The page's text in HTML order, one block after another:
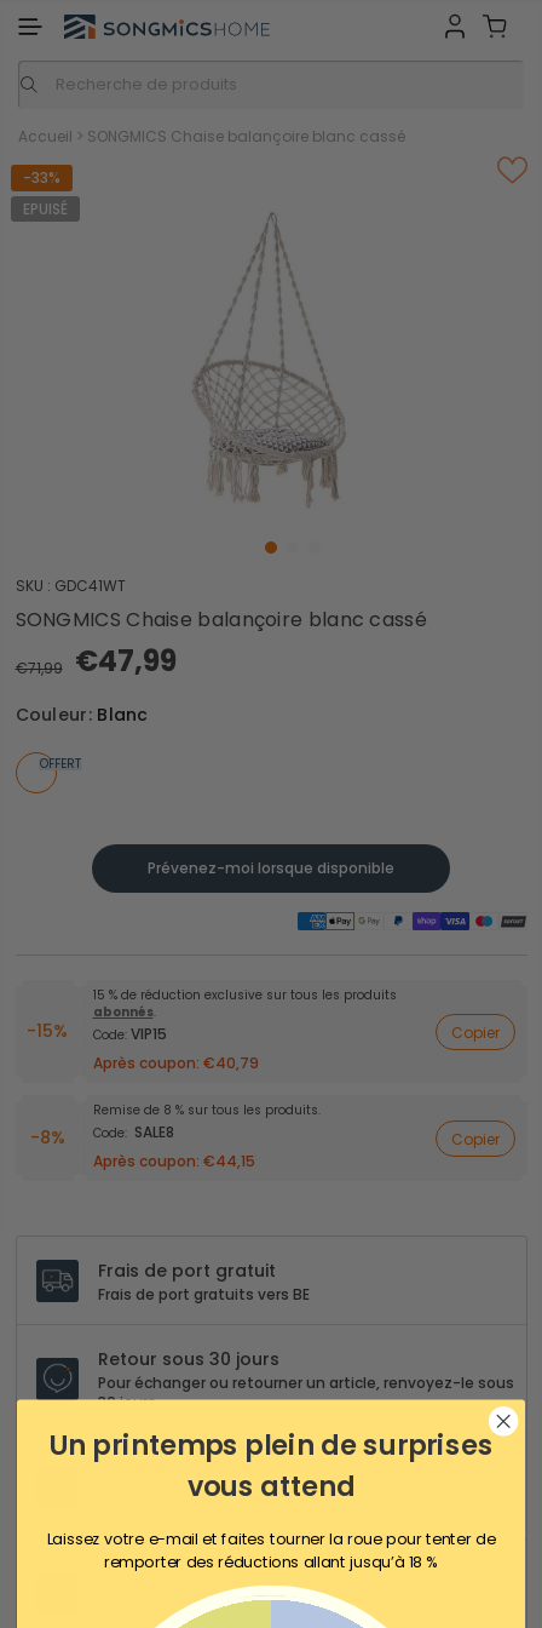
Accueil > SONGMICS Chaise balançoire blanc cassé
-33%
EPUISÉ
SKU : GDC41WT
SONGMICS Chaise balançoire blanc cassé
€71,99 €47,99
Couleur: Blanc
OFFERT
Prévenez-moi lorsque disponible
-15%
15 % de réduction exclusive sur tous les produits
abonnés.
Code: VIP15
Après coupon: €40,79
Copier
-8%
Remise de 8 % sur tous les produits.
Code: SALE8
Après coupon: €44,15
Copier
Frais de port gratuit
Frais de port gratuits vers BE
Retour sous 30 jours
Pour échanger ou retourner un article, renvoyez-le sous
30 jours
Paiement 100% sécurisé
Nous garantissons un paiement 100% sécurisé sur
Service client 24/5
Nous sommes disponibles 24 heures sur 24, 5 jours sur
HOME Inspiration Nos marques
Un printemps plein de surprises
vous attend
Laissez votre e-mail et faites tourner la roue pour tenter de
remporter des réductions allant jusqu’à 18 %